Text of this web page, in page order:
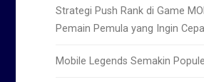
Strategi Push Rank di Game
Pemain Pemula yang Ingin
Mobile Legends Semakin